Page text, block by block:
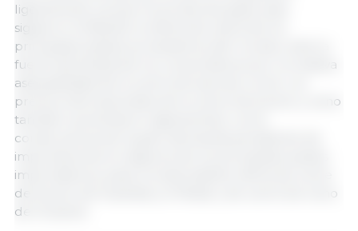
ligeramente, ya que los brotes de gripe aviar
siguieron limitando la oferta de varios de los
principales países proveedores del mundo, ante la
fuerte demanda de los consumidores por la relativa
asequibilidad de la carne de aves de corral. Los
precios internacionales de la carne de bovino y ovino
también aumentaron ligeramente, como
consecuencia de la gran demanda persistente de
importaciones en algunos de los principales países
importadores, pese a la abundante oferta de carne
de bovino de Australia y el Brasil y de carne de ovino
de Oceanía.